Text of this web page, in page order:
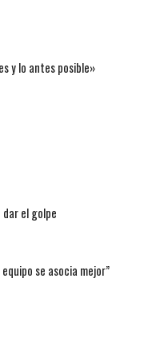
y lo antes posible»
dar el golpe
se asocia mejor”